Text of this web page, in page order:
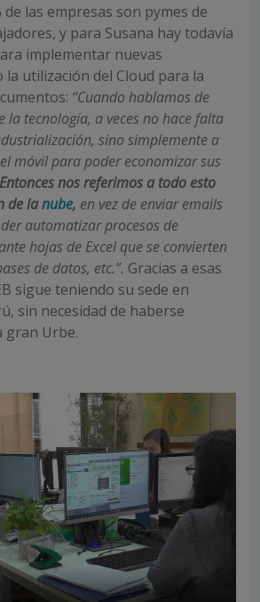
de las empresas son pymes de
y para Susana hay todavía
implementar nuevas
la utilización del Cloud para la
“Cuando hablamos de
la tecnología, a veces no hace falta
sino simplemente a
móvil para poder economizar sus
Entonces nos referimos a todo esto
de lanube, en vez de enviar emails
automatizar procesos de
hojas de Excel que se convierten
de datos, etc.”. Gracias a esas
sigue teniendo su sede en
sin necesidad de haberse
gran Urbe.